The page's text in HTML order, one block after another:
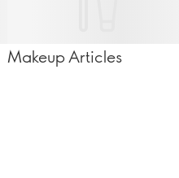
Makeup Articles